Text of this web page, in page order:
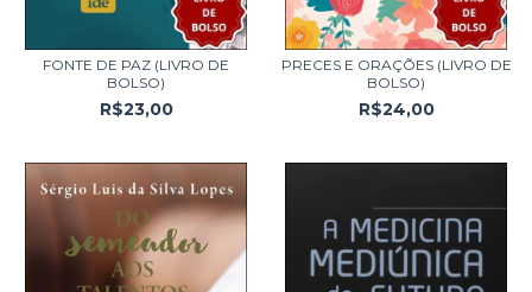
FONTE DE PAZ (LIVRO DE
BOLSO)
R$23,00
PRECES E ORAÇÕES (LIVRO DE
BOLSO)
R$24,00